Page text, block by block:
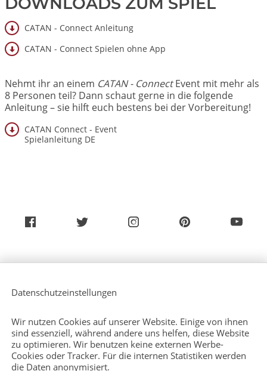
Datenschutzeinstellungen
Wir nutzen Cookies auf unserer Website. Einige von ihnen
sind essenziell, während andere uns helfen, diese Website
zu optimieren. Wir benutzen keine externen Werbe-
Cookies oder Tracker. Für die internen Statistiken werden
die Daten anonymisiert.
CATAN - Connect Anleitung
CATAN - Connect Spielen ohne App
Nehmt ihr an einem CATAN - ConnectEvent mit mehr als
8 Personen teil? Dann schaut gerne in die folgende
Anleitung – sie hilft euch bestens bei der Vorbereitung!
CATAN Connect - Event
Spielanleitung DE
Sitemap